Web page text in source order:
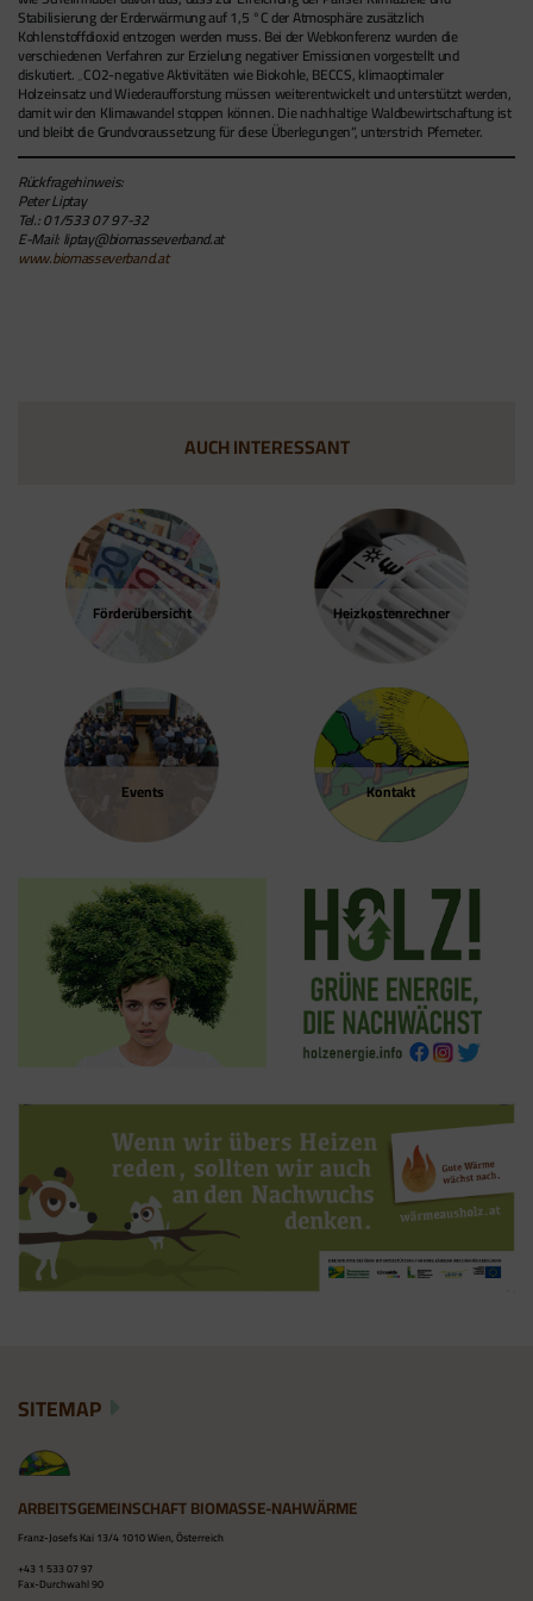
Stabilisierung der Erderwärmung auf 1,5 °C der Atmosphäre zusätzlich
Kohlenstoffdioxid entzogen werden muss. Bei der Webkonferenz wurden die
verschiedenen Verfahren zur Erzielung negativer Emissionen vorgestellt und
diskutiert. „CO2-negative Aktivitäten wie Biokohle, BECCS, klimaoptimaler
Holzeinsatz und Wiederaufforstung müssen weiterentwickelt und unterstützt werden,
damit wir den Klimawandel stoppen können. Die nachhaltige Waldbewirtschaftung ist
und bleibt die Grundvoraussetzung für diese Überlegungen“, unterstrich Pfemeter.
Rückfragehinweis:
Peter Liptay
Tel.: 01/533 07 97-32
E-Mail:liptay@biomasseverband.at
www.biomasseverband.at
Förder­übersicht Heizkosten­rechner
Events Kontakt
AUCH INTERESSANT
SITEMAP
ARBEITSGEMEINSCHAFT BIOMASSE-NAHWÄRME
Franz-Josefs Kai 13/4 1010 Wien, Österreich
+43 1 533 07 97
Fax-Durchwahl 90